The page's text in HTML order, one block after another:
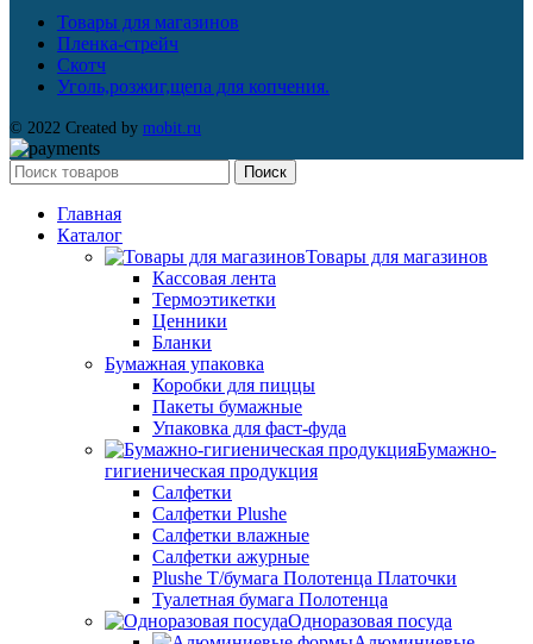
Товары для магазинов
Пленка-стрейч
Скотч
Уголь,розжиг,щепа для копчения.
© 2022 Created by mobit.ru
Поиск
Главная
Каталог
Товары для магазинов
Кассовая лента
Термоэтикетки
Ценники
Бланки
Бумажная упаковка
Коробки для пиццы
Пакеты бумажные
Упаковка для фаст-фуда
Бумажно-
гигиеническая продукция
Салфетки
Салфетки Plushe
Салфетки влажные
Салфетки ажурные
Plushe Т/бумага Полотенца Платочки
Туалетная бумага Полотенца
Одноразовая посуда